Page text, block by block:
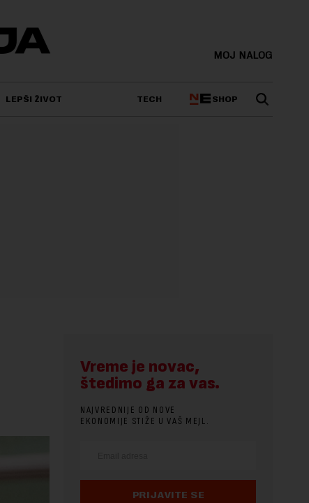
MOJ NALOG
LEPŠI ŽIVOT TECH SHOP
Vreme je novac,
štedimo ga za vas.
NAJVREDNIJE OD NOVE
EKONOMIJE STIŽE U VAŠ MEJL.
PRIJAVITE SE